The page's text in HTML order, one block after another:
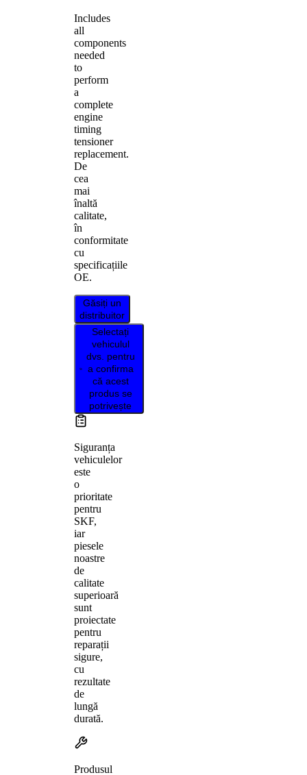
Includes
all
components
needed
to
perform
a
complete
engine
timing
tensioner
replacement.
De
cea
mai
înaltă
calitate,
în
conformitate
cu
specificațiile
OE.
Găsiți un
distribuitor
Selectați
vehiculul
dvs. pentru
a confirma
că acest
produs se
potrivește
Siguranța
vehiculelor
este
o
prioritate
pentru
SKF,
iar
piesele
noastre
de
calitate
superioară
sunt
proiectate
pentru
reparații
sigure,
cu
rezultate
de
lungă
durată.
Produsul